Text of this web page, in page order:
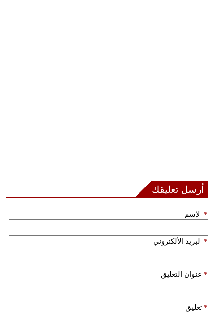
أرسل تعليقك
الإسم *
البريد الألكتروني *
عنوان التعليق *
تعليق *